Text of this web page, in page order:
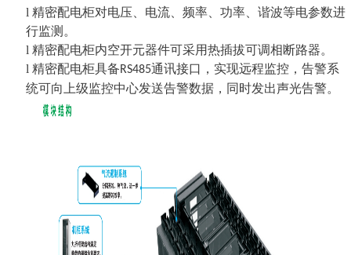
l 精密配电柜对电压、电流、频率、功率、谐波等电参数进
行监测。
l 精密配电柜内空开元器件可采用热插拔可调相断路器。
l 精密配电柜具备RS485通讯接口，实现远程监控，告警系
统可向上级监控中心发送告警数据，同时发出声光告警。